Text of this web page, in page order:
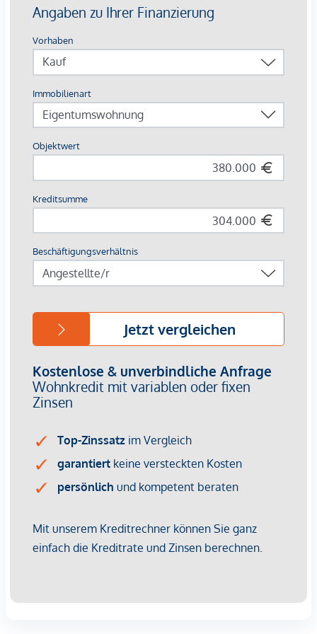
Parkett- und Feinsteinzeugböden
Holzoberflächen & Brettsperrholzdecken
Fußbodenheizung & -temperierung
Außenliegender Sonnenschutz (Raffstores, EG mit
Rollläden)
Moderne Lüftungssysteme mit Fensterspaltlüftern
von EUR 286.000,- bis EUR 1.238.000,- netto zzgl. 20% USt.
Zu erwartender Mietertrag
von ca. EUR 17,50 bis EUR 22,50 netto/m²
40.000,00 netto angekauft werden.
Provisionsfrei für den Käufer!
Bei diesem Angebot handelt es sich um eine
Vorsorgewohnung, die zu Vermietungszwecken erworben
20% USt. Diese Daten sind vorbehaltlich möglicher
Wir weisen darauf hin, dass zwischen dem Vermittler und
Der Vermittler ist als Doppelmakler tätig.